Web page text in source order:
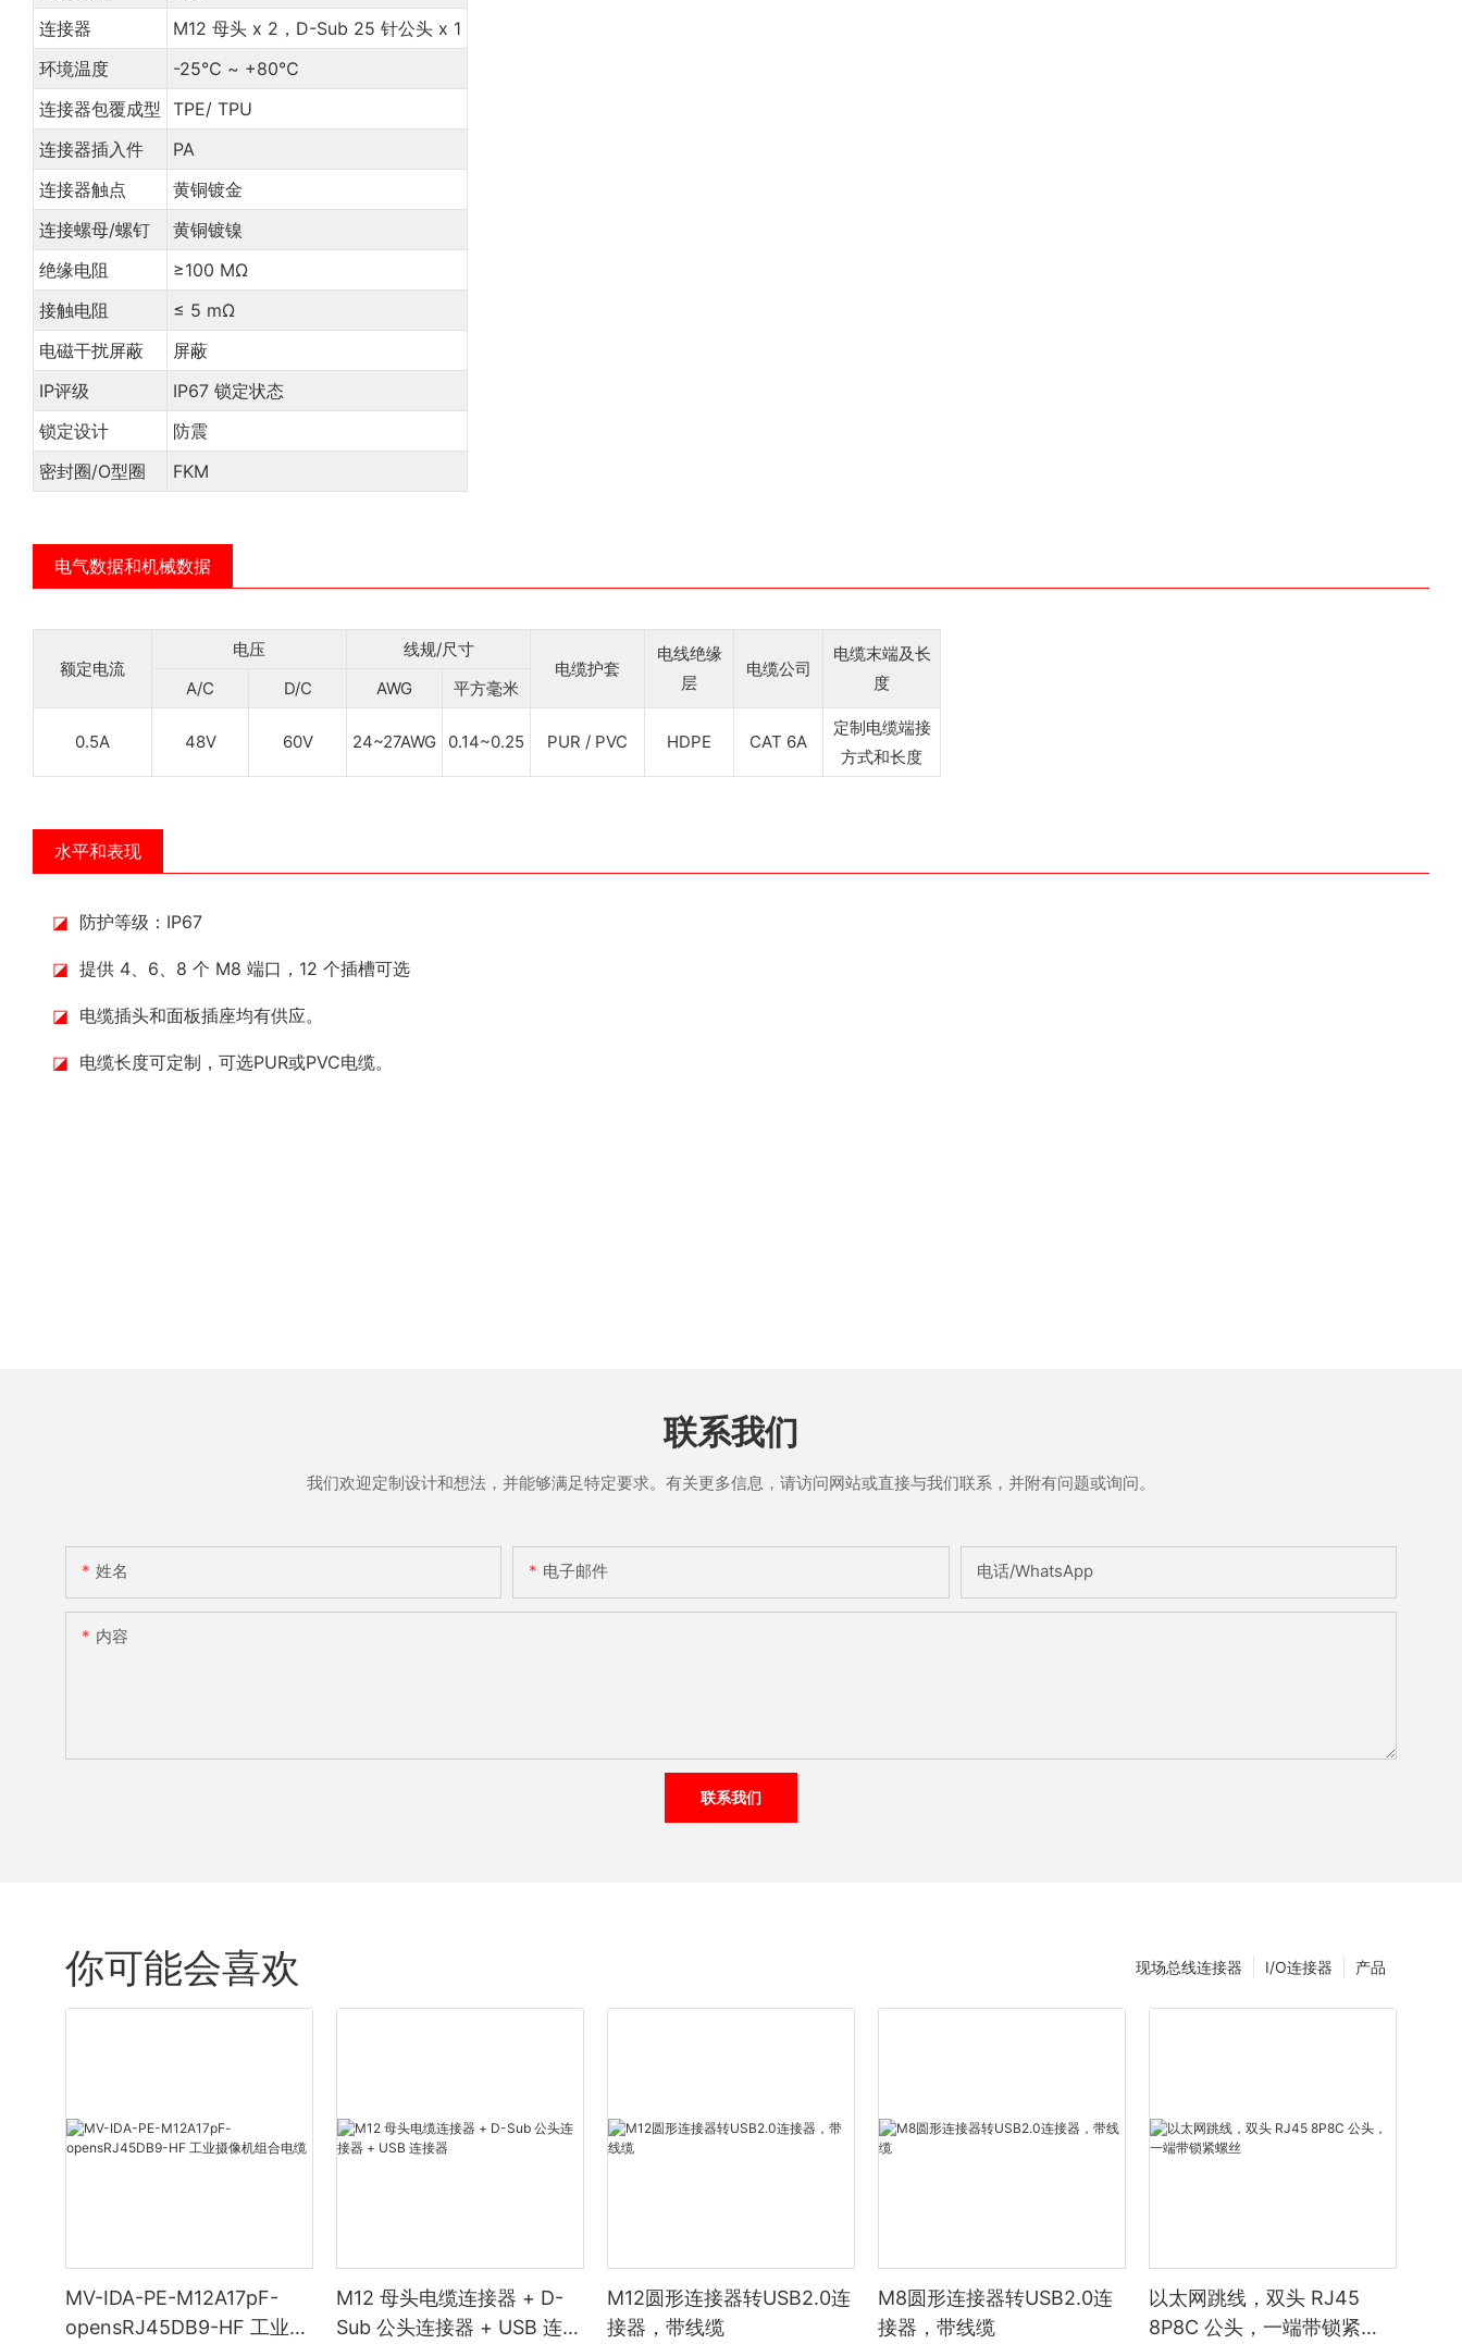
连接器
M12 母头 x 2，D-Sub 25 针公头 x 1
环境温度
-25℃ ~ +80℃
连接器包覆成型 TPE/ TPU
连接器插入件
PA
连接器触点
黄铜镀金
连接螺母/螺钉
黄铜镀镍
绝缘电阻
≥100 MΩ
接触电阻
≤ 5 mΩ
电磁干扰屏蔽
屏蔽
IP评级
IP67 锁定状态
锁定设计
防震
密封圈/O型圈
FKM
电气数据和机械数据
额定电流
电压
线规/尺寸
电缆护套
电线绝缘
层
电缆公司
电缆末端及长
度
A/C D/C AWG 平方毫米
0.5A 48V 60V 24~27AWG 0.14~0.25 PUR / PVC HDPE CAT 6A
定制电缆端接
方式和长度
水平和表现
◪ 防护等级：IP67
◪ 提供 4、6、8 个 M8 端口，12 个插槽可选
◪ 电缆插头和面板插座均有供应。
◪ 电缆长度可定制，可选PUR或PVC电缆。
联系我们
我们欢迎定制设计和想法，并能够满足特定要求。有关更多信息，请访问网站或直接与我们联系，并附有问题或询问。
姓名 电子邮件 电话/WhatsApp
内容
联系我们
你可能会喜欢 产品
I/O连接器
现场总线连接器
MV-IDA-PE-M12A17pF-
opensRJ45DB9-HF 工业摄
M12 母头电缆连接器 + D-
Sub 公头连接器 + USB 连接
M12圆形连接器转USB2.0连
接器，带线缆
M8圆形连接器转USB2.0连
接器，带线缆
以太网跳线，双头 RJ45
8P8C 公头，一端带锁紧螺